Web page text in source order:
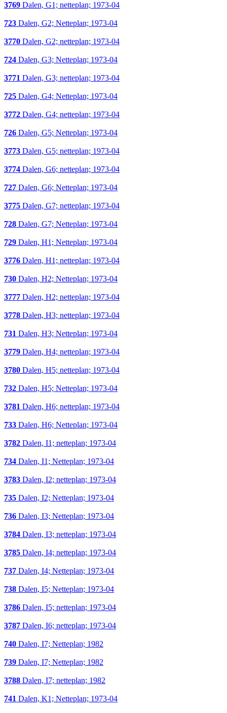
3769 Dalen, G1; netteplan; 1973-04
723 Dalen, G2; Netteplan; 1973-04
3770 Dalen, G2; netteplan; 1973-04
724 Dalen, G3; Netteplan; 1973-04
3771 Dalen, G3; netteplan; 1973-04
725 Dalen, G4; Netteplan; 1973-04
3772 Dalen, G4; netteplan; 1973-04
726 Dalen, G5; Netteplan; 1973-04
3773 Dalen, G5; netteplan; 1973-04
3774 Dalen, G6; netteplan; 1973-04
727 Dalen, G6; Netteplan; 1973-04
3775 Dalen, G7; netteplan; 1973-04
728 Dalen, G7; Netteplan; 1973-04
729 Dalen, H1; Netteplan; 1973-04
3776 Dalen, H1; netteplan; 1973-04
730 Dalen, H2; Netteplan; 1973-04
3777 Dalen, H2; netteplan; 1973-04
3778 Dalen, H3; netteplan; 1973-04
731 Dalen, H3; Netteplan; 1973-04
3779 Dalen, H4; netteplan; 1973-04
3780 Dalen, H5; netteplan; 1973-04
732 Dalen, H5; Netteplan; 1973-04
3781 Dalen, H6; netteplan; 1973-04
733 Dalen, H6; Netteplan; 1973-04
3782 Dalen, I1; netteplan; 1973-04
734 Dalen, I1; Netteplan; 1973-04
3783 Dalen, I2; netteplan; 1973-04
735 Dalen, I2; Netteplan; 1973-04
736 Dalen, I3; Netteplan; 1973-04
3784 Dalen, I3; netteplan; 1973-04
3785 Dalen, I4; netteplan; 1973-04
737 Dalen, I4; Netteplan; 1973-04
738 Dalen, I5; Netteplan; 1973-04
3786 Dalen, I5; netteplan; 1973-04
3787 Dalen, I6; netteplan; 1973-04
740 Dalen, I7; Netteplan; 1982
739 Dalen, I7; Netteplan; 1982
3788 Dalen, I7; netteplan; 1982
741 Dalen, K1; Netteplan; 1973-04